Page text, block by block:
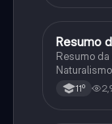
Português
Resumo
Resumo
11º